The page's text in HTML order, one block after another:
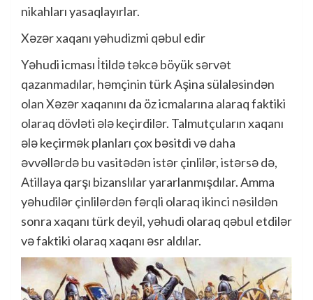
nikahları yasaqlayırlar.
Xəzər xaqanı yəhudizmi qəbul edir
Yəhudi icması İtildə təkcə böyük sərvət
qazanmadılar, həmçinin türk Aşina sülaləsindən
olan Xəzər xaqanını da öz icmalarına alaraq faktiki
olaraq dövləti ələ keçirdilər. Talmutçuların xaqanı
ələ keçirmək planları çox bəsitdi və daha
əvvəllərdə bu vasitədən istər çinlilər, istərsə də,
Atillaya qarşı bizanslılar yararlanmışdılar. Amma
yəhudilər çinlilərdən fərqli olaraq ikinci nəsildən
sonra xaqanı türk deyil, yəhudi olaraq qəbul etdilər
və faktiki olaraq xaqanı əsr aldılar.